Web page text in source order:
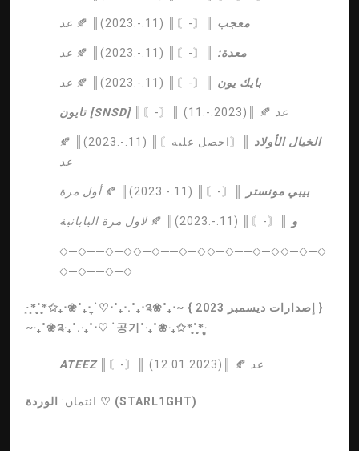
معجب ║〘-〙║ (11.-.2023)║ 🍂 عد
معدة: ║〘-〙║ (11.-.2023)║ 🍂 عد
بايك يون ║〘-〙║ (11.-.2023)║ 🍂 عد
تايون [SNSD] ║〘-〙║ (11.-.2023)║ 🍂 عد
الخيال الأولاد
║〘احصل عليه〙║ (11.-.2023)║ 🍂
عد
بيبي مونستر ║〘-〙║ (11.-.2023)║ 🍂 أول مرة
و ║〘-〙║ (11.-.2023)║ 🍂 لاول مرة اليابانية
◇─◇──◇─◇◇─◇──◇─◇◇─◇──◇─◇◇─◇─◇
◇─◇──◇─◇
·͙*̩̩͙˚̩̥̩̥*̩̩̥͙✩₊‧❀˚₊‧ִֶָ ࣪ ♡⋅˚₊‧.˚₊‧༉❀˚₊‧~ { إصدارات ديسمبر 2023 }
~‧₊˚❀༉‧₊˚.‧₊˚⋅♡ ࣪ 공기˚‧₊˚❀‧₊✩*̩̩̥͙˚̩̥̩̥*̩̩͙‧͙
ATEEZ ║〘-〙║ (12.01.2023)║ 🍂 عد
ائتمان: الوردة ♡ (STARL1GHT)